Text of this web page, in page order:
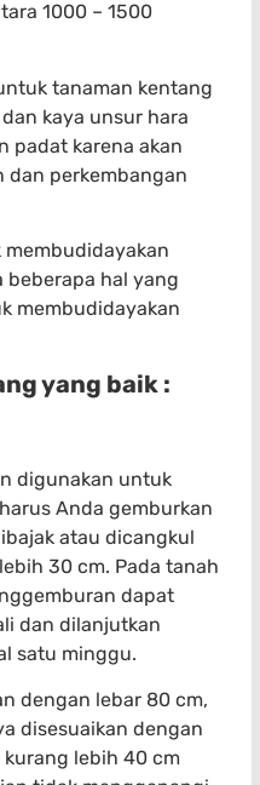
1000 – 1500
tanaman kentang
kaya unsur hara
padat karena akan
dan perkembangan
beberapa hal yang
membudidayakan
yang baik :
digunakan untuk
Anda gemburkan
atau dicangkul
30 cm. Pada tanah
dapat
dan dilanjutkan
satu minggu.
dengan lebar 80 cm,
disesuaikan dengan
lebih 40 cm